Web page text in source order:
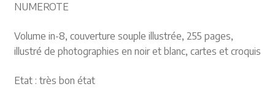
NUMEROTE
Volume in-8, couverture souple illustrée, 255 pages,
illustré de photographies en noir et blanc, cartes et croquis
Etat : très bon état